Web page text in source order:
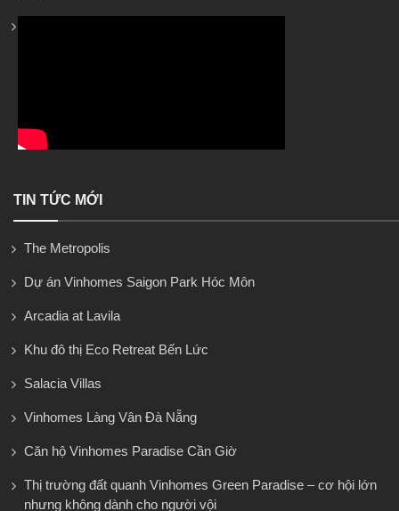
TIN TỨC MỚI
The Metropolis
Dự án Vinhomes Saigon Park Hóc Môn
Arcadia at Lavila
Khu đô thị Eco Retreat Bến Lức
Salacia Villas
Vinhomes Làng Vân Đà Nẵng
Căn hộ Vinhomes Paradise Cần Giờ
Thị trường đất quanh Vinhomes Green Paradise – cơ hội lớn
nhưng không dành cho người vội